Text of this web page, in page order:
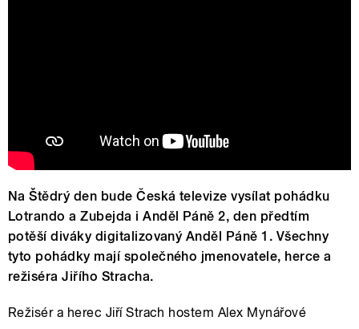
Na Štědrý den bude Česká televize vysílat pohádku
Lotrando a Zubejda i Anděl Páně 2, den předtím
potěší diváky digitalizovaný Anděl Páně 1. Všechny
tyto pohádky mají společného jmenovatele, herce a
režiséra Jiřího Stracha.
Režisér a herec Jiří Strach hostem Alex Mynářové